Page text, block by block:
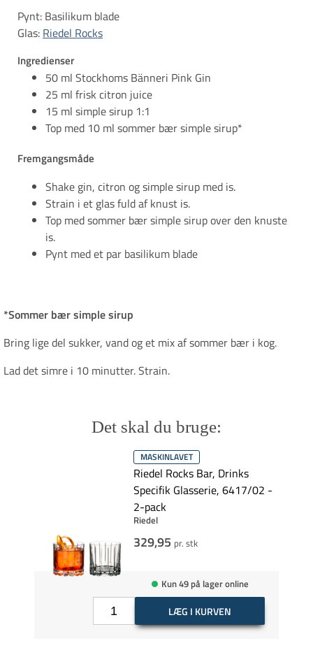
Pynt: Basilikum blade
Glas: Riedel Rocks
Ingredienser
50 ml Stockhoms Bänneri Pink Gin
25 ml frisk citron juice
15 ml simple sirup 1:1
Top med 10 ml sommer bær simple sirup*
Fremgangsmåde
Shake gin, citron og simple sirup med is.
Strain i et glas fuld af knust is.
Top med sommer bær simple sirup over den knuste
is.
Pynt med et par basilikum blade
*Sommer bær simple sirup
Bring lige del sukker, vand og et mix af sommer bær i kog.
Lad det simre i 10 minutter. Strain.
Det skal du bruge:
MASKINLAVET
Riedel Rocks Bar, Drinks
Specifik Glasserie, 6417/02 -
2-pack
Riedel
329,95 pr. stk
Kun 49 på lager online
LÆG I KURVEN